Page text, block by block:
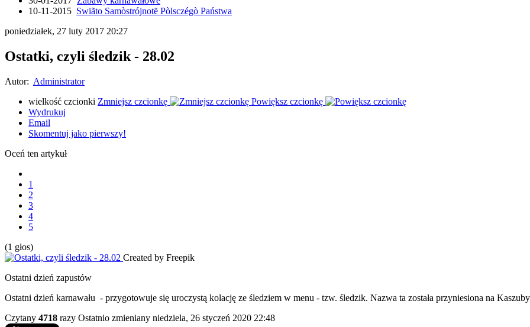
10-11-2015 Swiãto Samòstrójnotë Pòlsczégò Państwa
poniedziałek, 27 luty 2017 20:27
Ostatki, czyli śledzik - 28.02
Autor: Administrator
wielkość czcionki Zmniejsz czcionkę
Powiększ czcionkę
Wydrukuj
Email
Skomentuj jako pierwszy!
Oceń ten artykuł
1
2
3
4
5
(1 głos)
Created by Freepik
Ostatni dzień zapustów
Ostatni dzień karnawału - przygotowuje się uroczystą kolację ze śledziem w menu - tzw. śledzik. Nazwa ta została przyniesiona na
Czytany 4718 razy Ostatnio zmieniany niedziela, 26 styczeń 2020 22:48